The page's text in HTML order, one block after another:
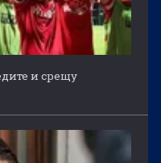
и срещу